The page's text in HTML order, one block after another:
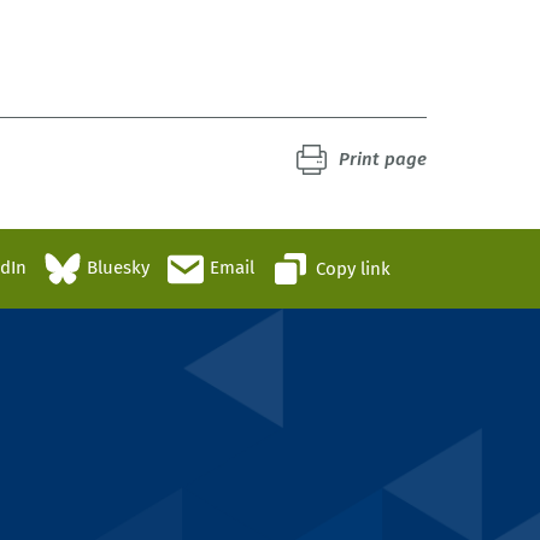
Print page
Bluesky Email Copy link